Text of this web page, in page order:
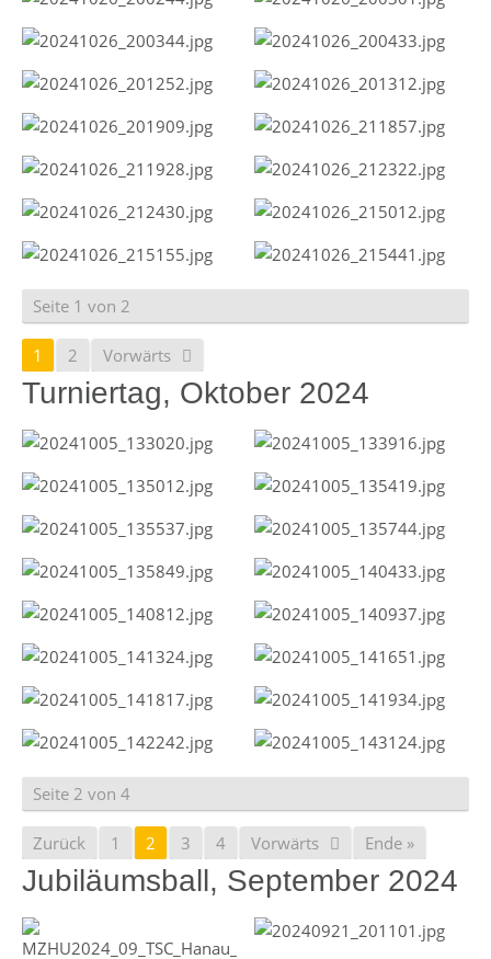
Seite 1 von 2
1 2 Vorwärts
Turniertag, Oktober 2024
Seite 2 von 4
Zurück 1 2 3 4 Vorwärts Ende »
Jubiläumsball, September 2024